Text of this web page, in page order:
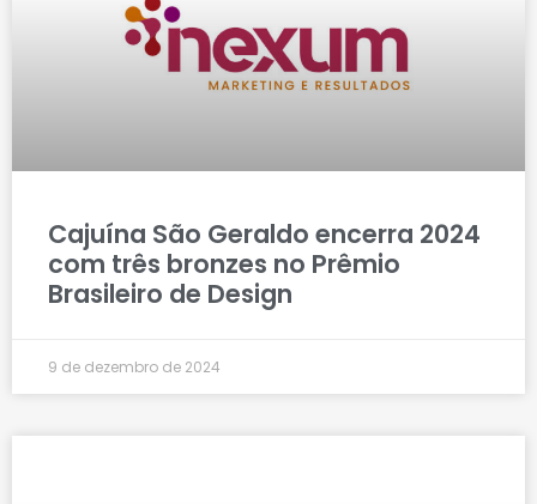
Cajuína São Geraldo encerra 2024
com três bronzes no Prêmio
Brasileiro de Design
9 de dezembro de 2024